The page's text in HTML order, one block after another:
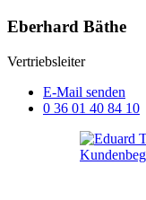
Eberhard Bäthe
Vertriebsleiter
E-Mail senden
0 36 01 40 84 10